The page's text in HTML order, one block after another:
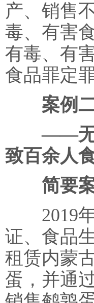
产、销售
毒、有害
有毒、有
食品罪定
案例
——无证
致百余人
简要
2019年6
证、食品
租赁内蒙
蛋，并通